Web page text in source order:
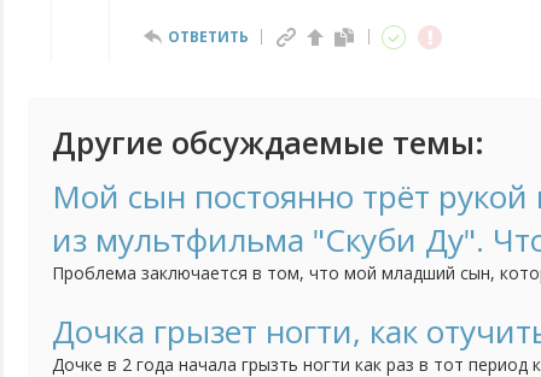
ОТВЕТИТЬ
Другие обсуждаемые темы:
Мой сын постоянно трёт рукой
из мультфильма "Скуби Ду".
Проблема заключается в том, что мой младший сын,
как он начал посещать детский сад. Психолог говорит,
но мне страшно за своё чадо. Может быть у кого-нибудь
Дочка грызет ногти, как
Дочке в 2 года начала грызть ногти как раз в тот период